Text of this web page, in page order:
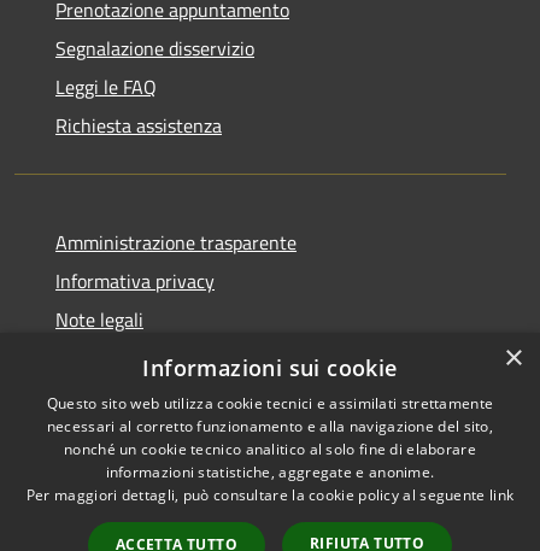
Prenotazione appuntamento
Segnalazione disservizio
Leggi le FAQ
Richiesta assistenza
Amministrazione trasparente
Informativa privacy
Note legali
Dichiarazione di accessibilità
Accessibilità
Copyright © 2026 • Comune di
Paternò • Powered by
Municipium• Accesso
×
Informazioni sui cookie
Questo sito web utilizza cookie tecnici e assimilati strettamente
necessari al corretto funzionamento e alla navigazione del sito,
nonché un cookie tecnico analitico al solo fine di elaborare
informazioni statistiche, aggregate e anonime.
Per maggiori dettagli, può consultare la cookie policy al seguente link
ACCETTA TUTTO RIFIUTA TUTTO